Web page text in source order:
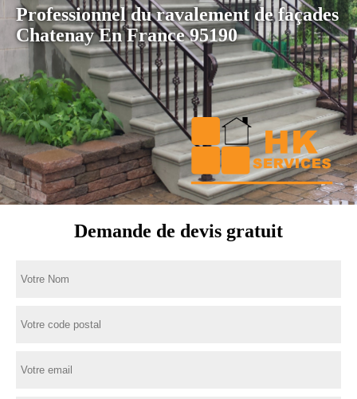
Professionnel du ravalement de façades
Chatenay En France 95190
Demande de devis gratuit